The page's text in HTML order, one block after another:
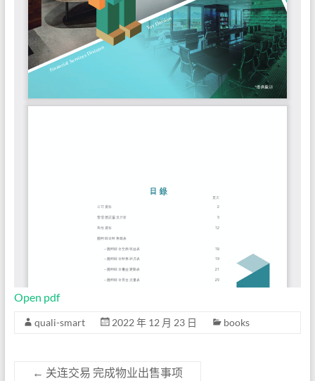
Open pdf
quali-smart 2022 年 12 月 23 日 books
← 关连交易 完成物业出售事项